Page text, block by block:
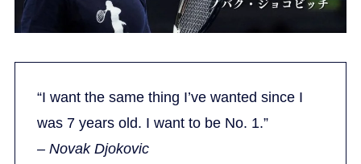
“I want the same thing I’ve wanted since I
was 7 years old. I want to be No. 1.”
– Novak Djokovic